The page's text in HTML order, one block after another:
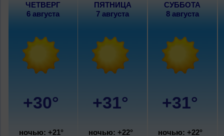
ЧЕТВЕРГ
6 августа
+30°
ночью: +21°
ПЯТНИЦА
7 августа
+31°
ночью: +22°
СУББОТА
8 августа
+31°
ночью: +22°